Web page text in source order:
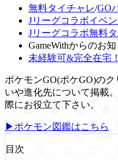
無料タイチャレ/GO
Jリーグコラボイベン
Jリーグコラボ無料
GameWithからのお
未経験可&完全在宅
ポケモンGO(ポケGO)の
いや進化先について掲載
際にお役立て下さい。
▶ポケモン図鑑はこちら
目次